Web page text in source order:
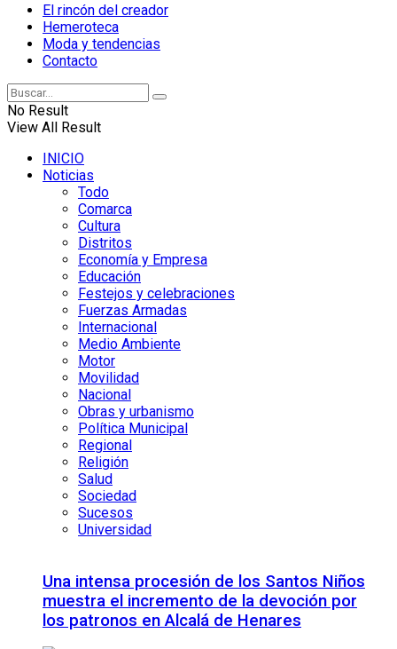
El rincón del creador
Hemeroteca
Moda y tendencias
Contacto
No Result
View All Result
INICIO
Noticias
Todo
Comarca
Cultura
Distritos
Economía y Empresa
Educación
Festejos y celebraciones
Fuerzas Armadas
Internacional
Medio Ambiente
Motor
Movilidad
Nacional
Obras y urbanismo
Política Municipal
Regional
Religión
Salud
Sociedad
Sucesos
Universidad
Una intensa procesión de los Santos Niños
muestra el incremento de la devoción por
los patronos en Alcalá de Henares